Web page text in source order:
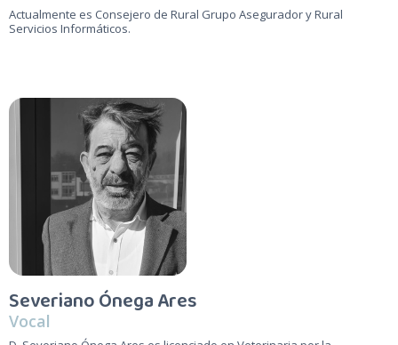
Actualmente es Consejero de Rural Grupo Asegurador y Rural
Servicios Informáticos.
Severiano Ónega Ares
Vocal